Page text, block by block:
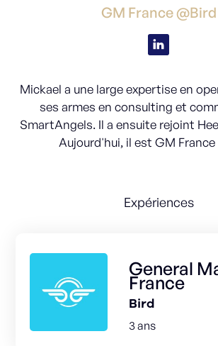
GM France @Bird
Mickael a une large expertise en
ses armes en consulting et
SmartAngels. Il a ensuite rejoint
Aujourd'hui, il est GM France
Expériences
General
France
Bird
3 ans